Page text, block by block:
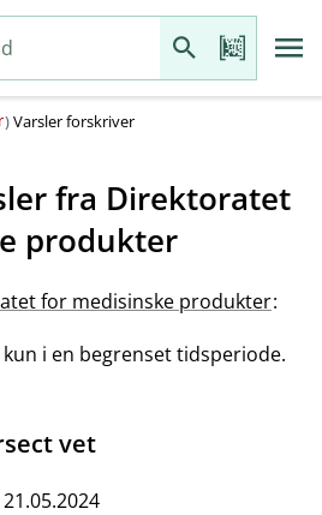
)Varsler forskriver
fra Direktoratet
produkter
for medisinske produkter:
i en begrenset tidsperiode.
vet
21.05.2024